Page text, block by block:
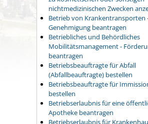
nichtmedizinischen Zwecken
Betrieb von Krankentransporten
Genehmigung beantragen
Betriebliches und Behördliches
Mobilitätsmanagement -
beantragen
Betriebsbeauftragte für Abfall
(Abfallbeauftragte) bestellen
Betriebsbeauftragte für
bestellen
Betriebserlaubnis für eine
Apotheke beantragen
Betriebserlaubnis für